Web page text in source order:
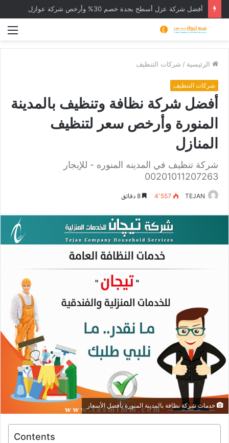
أفضل شركة عزل أسطح بجدة خصم 30% وأرخص شركة عوازل
الرئيسية / شركات التنظيف
شركات التنظيف
أفضل شركة نظافة وتنظيف بالمدينة
المنورة وأرخص سعر لتنظيف
المنازل
شركة تنظيف في المدينه المنوره - للإيجار
00201011207263
TEJAN 4٬557
خدمات شركة نظافة بالمدينة المنورة بأفضل الأسعار
Contents